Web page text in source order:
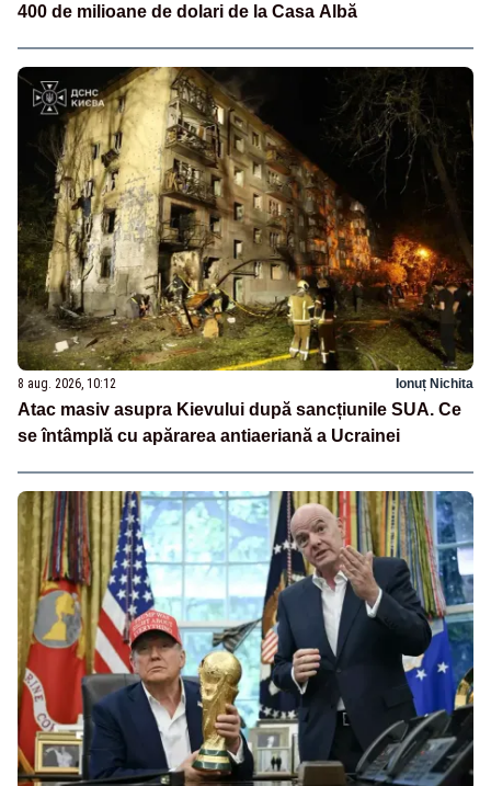
400 de milioane de dolari de la Casa Albă
8 aug. 2026, 10:12 Ionuț Nichita
Atac masiv asupra Kievului după sancțiunile SUA. Ce
se întâmplă cu apărarea antiaeriană a Ucrainei